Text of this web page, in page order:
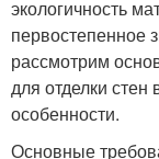
экологичность
первостепенное
рассмотрим
для отделки стен
особенности.
Основные